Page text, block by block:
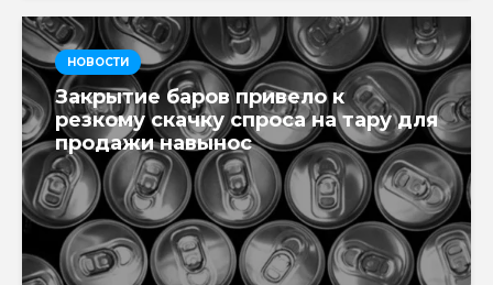
НОВОСТИ
Закрытие баров привело к
резкому скачку спроса на тару для
продажи навынос